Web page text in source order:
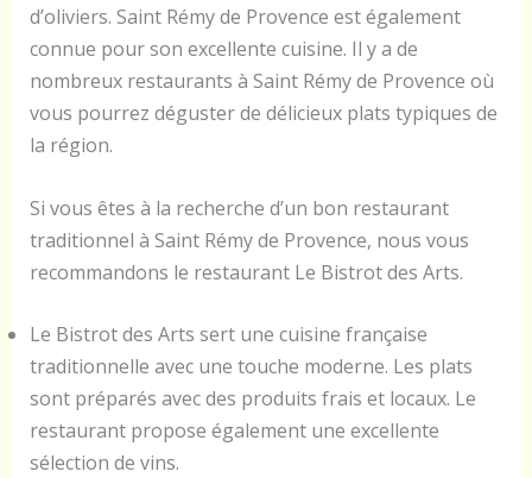
d’oliviers. Saint Rémy de Provence est également
connue pour son excellente cuisine. Il y a de
nombreux restaurants à Saint Rémy de Provence où
vous pourrez déguster de délicieux plats typiques de
la région.
Si vous êtes à la recherche d’un bon restaurant
traditionnel à Saint Rémy de Provence, nous vous
recommandons le restaurant Le Bistrot des Arts.
Le Bistrot des Arts sert une cuisine française
traditionnelle avec une touche moderne. Les plats
sont préparés avec des produits frais et locaux. Le
restaurant propose également une excellente
sélection de vins.